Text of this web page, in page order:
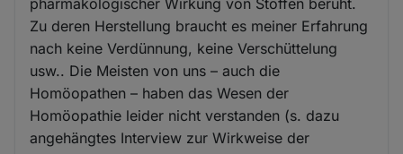
pharmakologischer Wirkung von Stoffen beruht.
Zu deren Herstellung braucht es meiner Erfahrung
nach keine Verdünnung, keine Verschüttelung
usw.. Die Meisten von uns – auch die
Homöopathen – haben das Wesen der
Homöopathie leider nicht verstanden (s. dazu
angehängtes Interview zur Wirkweise der